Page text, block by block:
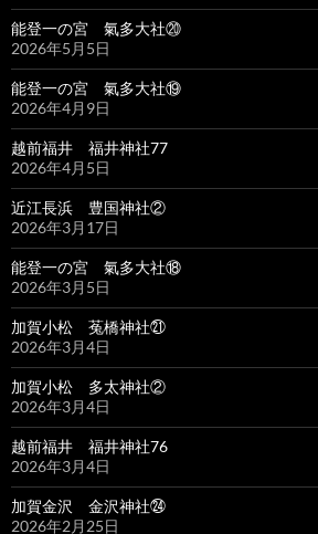
能登一の宮 氣多大社⑳
2026年5月5日
能登一の宮 氣多大社⑲
2026年4月9日
越前福井 福井神社77
2026年4月5日
近江長浜 豊国神社②
2026年3月17日
能登一の宮 氣多大社⑱
2026年3月5日
加賀小松 菟橋神社㉑
2026年3月4日
加賀小松 多太神社②
2026年3月4日
越前福井 福井神社76
2026年3月4日
加賀金沢 金沢神社㉔
2026年2月25日